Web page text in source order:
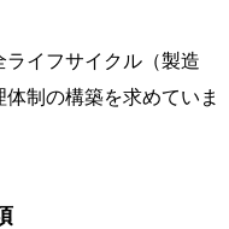
イフサイクル（製造
制の構築を求めていま